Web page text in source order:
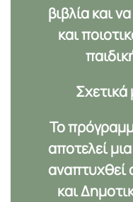
βιβλία και
και
Το
αποτελεί
αναπτυχθεί
και